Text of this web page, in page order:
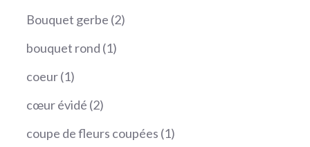
Bouquet gerbe 22
bouquet rond 11
coeur 11
produit
cœur évidé 22
produits
coupe de fleurs coupées 11